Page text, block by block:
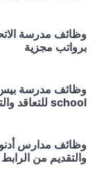
وظائف مدرسة
برواتب مجزية
school للتعاقد والتعيين الفوري بمرتبات مغرية قدم من هنا
وظائف مدارس
والتقديم من